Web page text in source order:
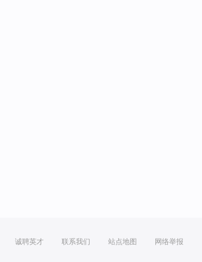
诚聘英才 联系我们 站点地图 网络举报